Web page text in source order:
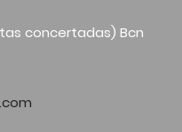
concertadas) Bcn